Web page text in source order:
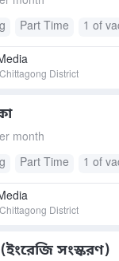
Part Time 1 of
Chittagong District
month
Part Time 1 of
Chittagong District
সংস্করণ)